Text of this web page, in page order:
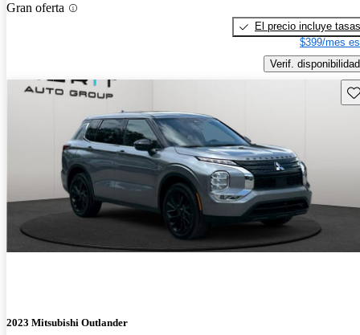
Gran oferta
El precio incluye tasas
$399/mes
Verif. disponibilidad
2023 Mitsubishi Outlander